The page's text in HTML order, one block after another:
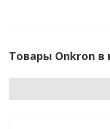
Товары Onkron